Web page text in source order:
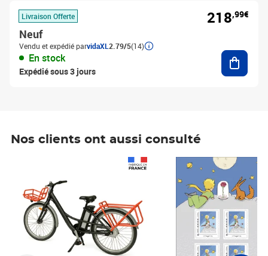
Livraison Offerte
Neuf
Vendu et expédié parvidaXL 2.79/5(14)
En stock
Expédié sous 3 jours
218,99€
Nos clients ont aussi consulté
Prix 7,50€